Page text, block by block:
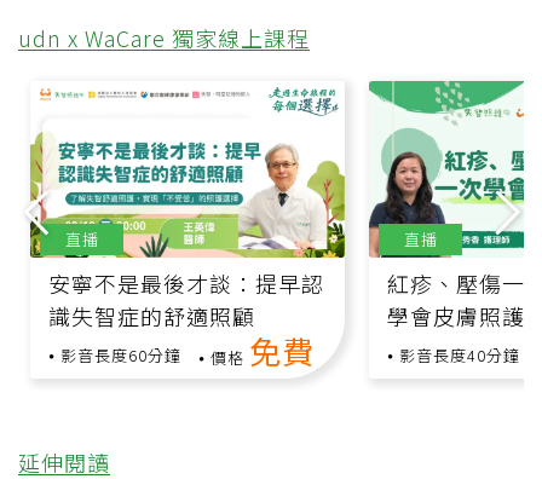
udn x WaCare 獨家線上課程
安寧不是最後才談：提早認
識失智症的舒適照顧
影音長度60分鐘 價格 免費
直播
紅疹、壓傷一
學會皮膚照護
影音長度40分鐘
直播
延伸閱讀